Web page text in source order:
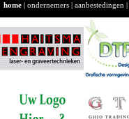
home ondernemers aanbestedingen